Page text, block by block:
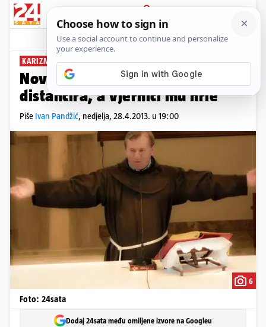
PRIJAVA
News Komentari
KARIZMATIK
Novi Zlatko Sudac: Crkva se
distancira, a vjernici mu hrle
Piše Ivan Pandžić, nedjelja, 28.4.2013. u 19:00
6
Foto: 24sata
Dodaj 24sata među omiljene izvore na Googleu